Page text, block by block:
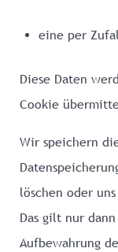
eine per
Diese Daten
Cookie
Wir speichern
löschen oder
Das gilt nur
Aufbewahrung